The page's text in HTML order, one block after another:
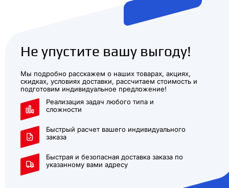
Не упустите вашу выгоду!
Мы подробно расскажем о наших товарах, акциях,
скидках, условиях доставки, рассчитаем стоимость и
подготовим индивидуальное предложение!
Реализация задач любого типа и
сложности
Быстрый расчет вашего индивидуального
заказа
Быстрая и безопасная доставка заказа по
указанному вами адресу